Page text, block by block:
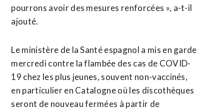
pourrons avoir des mesures renforcées », a-t-il
ajouté.
Le ministère de la Santé espagnol a mis en garde
mercredi contre la flambée des cas de COVID-
19 chez les plus jeunes, souvent non-vaccinés,
en particulier en Catalogne où les discothèques
seront de nouveau fermées à partir de